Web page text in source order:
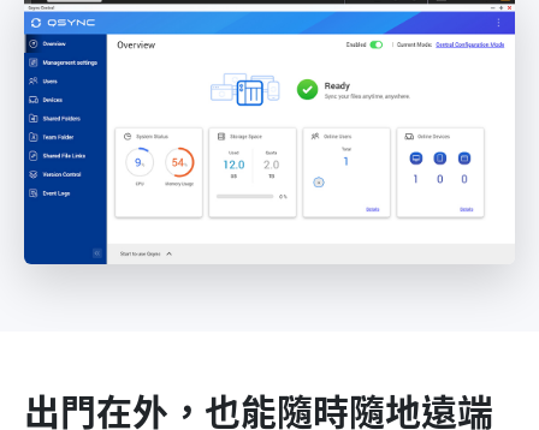
出門在外，也能隨時隨地遠端